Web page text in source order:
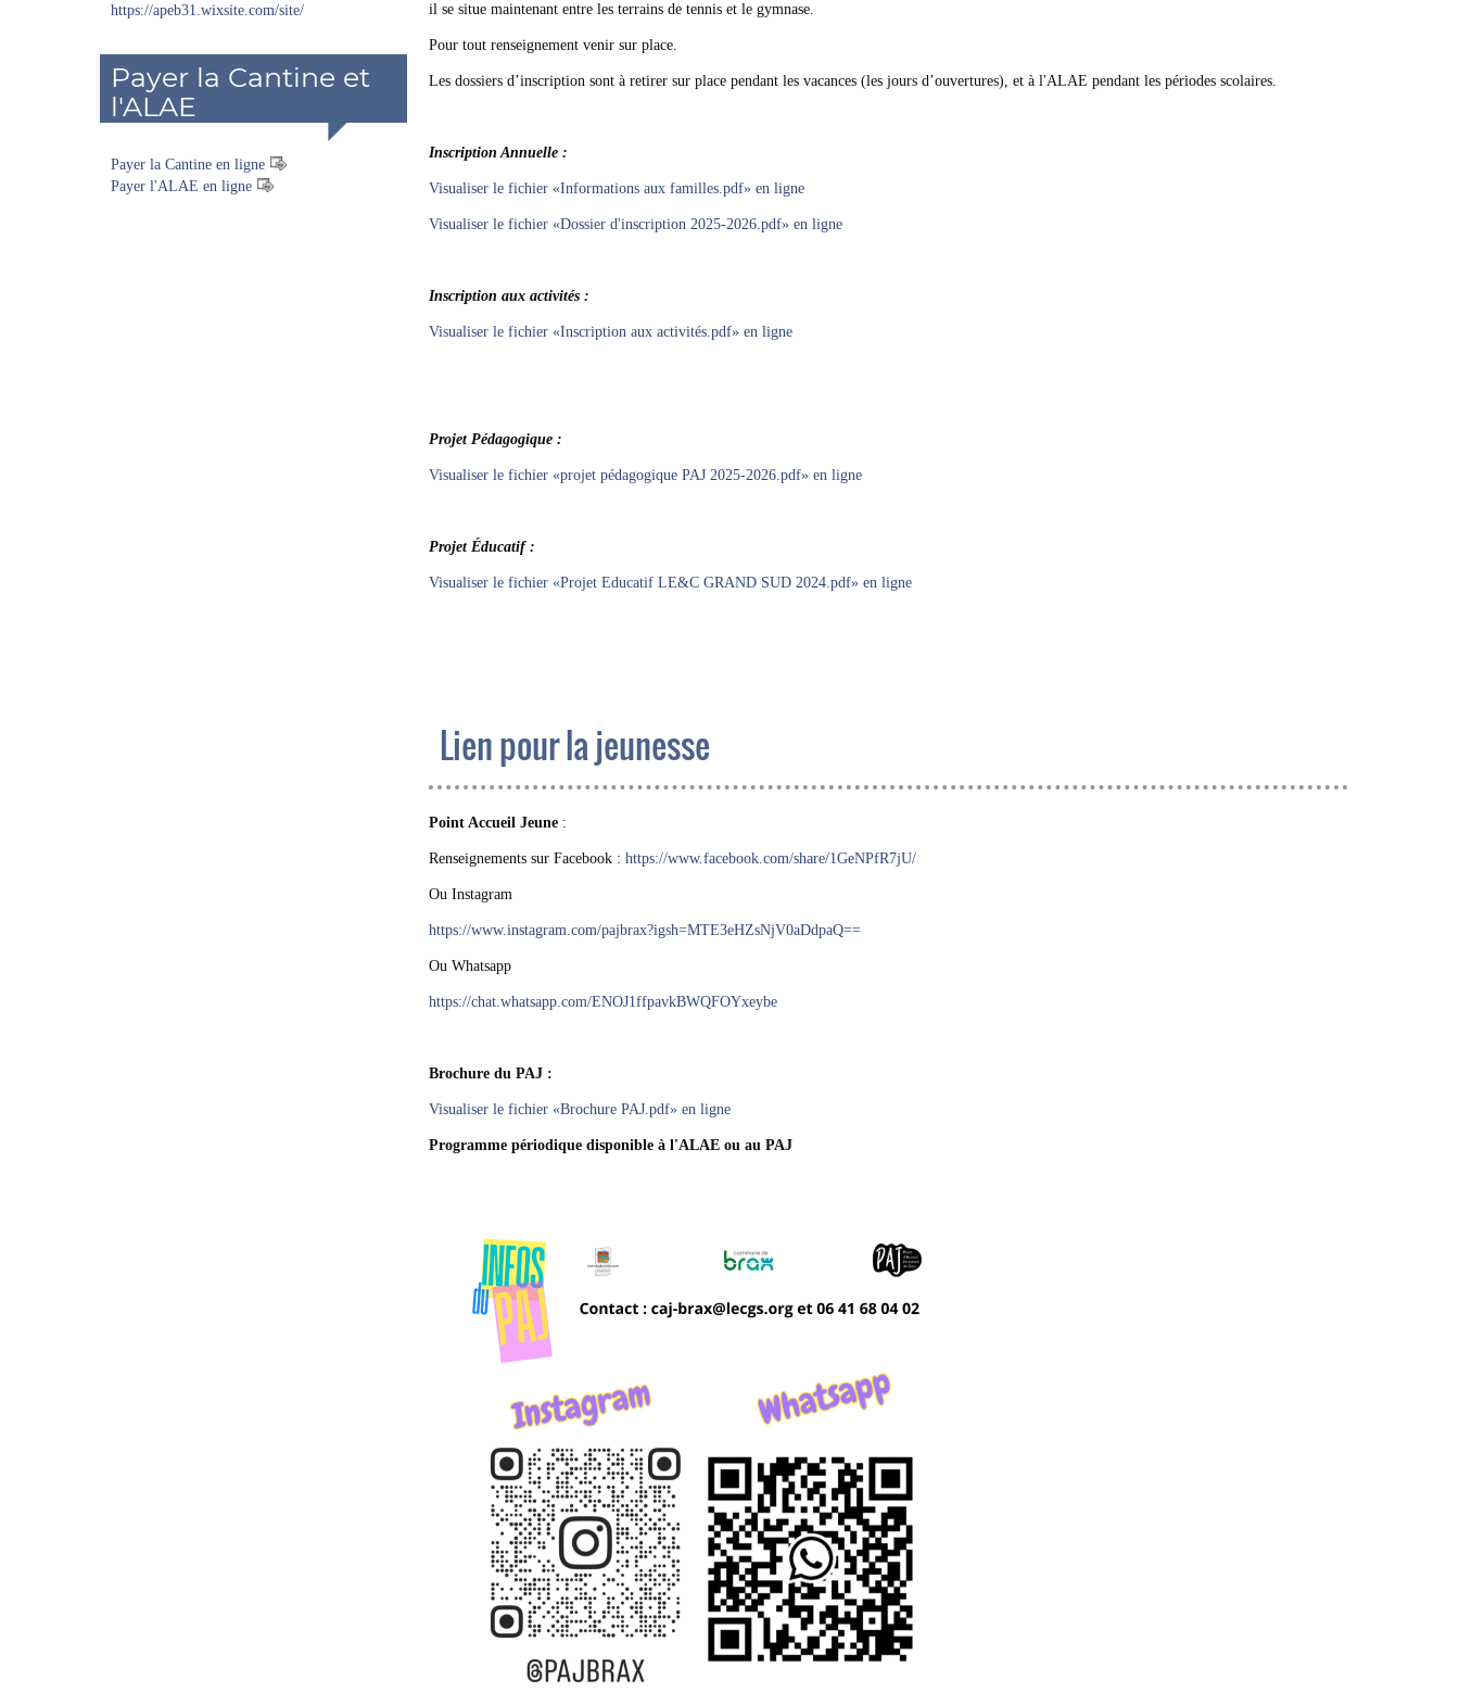
il se situe maintenant entre les terrains de tennis et le gymnase.
Pour tout renseignement venir sur place.
Les dossiers d’inscription sont à retirer sur place pendant les vacances (les jours d’ouvertures), et à l'ALAE pendant les périodes scolaires.
Inscription Annuelle :
Visualiser le fichier «Informations aux familles.pdf» en ligne
Visualiser le fichier «Dossier d'inscription 2025-2026.pdf» en ligne
Inscription aux activités :
Visualiser le fichier «Inscription aux activités.pdf» en ligne
Projet Pédagogique :
Visualiser le fichier «projet pédagogique PAJ 2025-2026.pdf» en ligne
Projet Éducatif :
Visualiser le fichier «Projet Educatif LE&C GRAND SUD 2024.pdf» en ligne
Lien pour la jeunesse
Point Accueil Jeune:
Renseignements sur Facebook : https://www.facebook.com/share/1GeNPfR7jU/
Ou Instagram
https://www.instagram.com/pajbrax?igsh=MTE3eHZsNjV0aDdpaQ==
Ou Whatsapp
https://chat.whatsapp.com/ENOJ1ffpavkBWQFOYxeybe
Brochure du PAJ :
Visualiser le fichier «Brochure PAJ.pdf» en ligne
Programme périodique disponible à l'ALAE ou au PAJ
https://apeb31.wixsite.com/site/
Payer la Cantine et
l'ALAE
Payer la Cantine en ligne
Payer l'ALAE en ligne